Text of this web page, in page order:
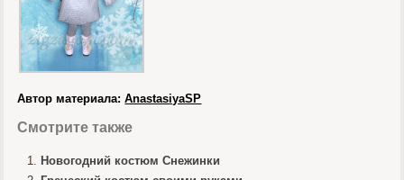
Автор материала:AnastasiyaSP
Смотрите также
Новогодний костюм Снежинки